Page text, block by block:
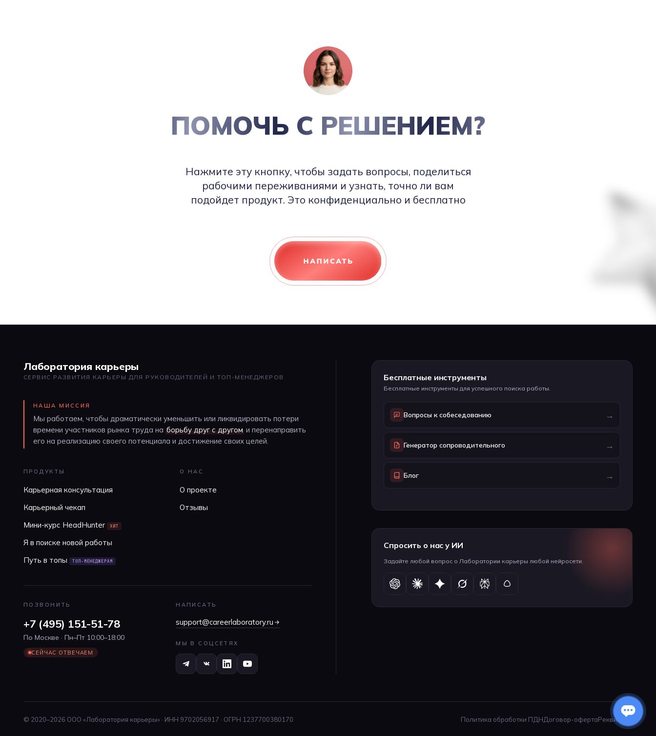
ПОМОЧЬ С РЕШЕНИЕМ?
Нажмите эту кнопку, чтобы задать вопросы, поделиться
рабочими переживаниями и узнать, точно ли вам
подойдет продукт. Это конфиденциально и бесплатно
Лаборатория карьеры
СЕРВИС РАЗВИТИЯ КАРЬЕРЫ ДЛЯ РУКОВОДИТЕЛЕЙ И ТОП-МЕНЕДЖЕРОВ
НАША МИССИЯ
Мы работаем, чтобы драматически уменьшить или ликвидировать потери
времени участников рынка труда на борьбу друг с другом и перенаправить
его на реализацию своего потенциала и достижение своих целей.
ПРОДУКТЫ
Карьерная консультация
Карьерный чекап
Мини-курс HeadHunter
ХИТ
Я в поиске новой работы
Путь в топы
ТОП-МЕНЕДЖЕРАМ
О НАС
О проекте
Отзывы
ПОЗВОНИТЬ
+7 (495) 151-51-78
По Москве · Пн–Пт 10:00–18:00
СЕЙЧАС ОТВЕЧАЕМ
НАПИСАТЬ
support@careerlaboratory.ru
МЫ В СОЦСЕТЯХ
Бесплатные инструменты
Бесплатные инструменты для успешного поиска работы.
Вопросы к собеседованию →
Генератор сопроводительного →
Блог →
Спросить о нас у ИИ
Задайте любой вопрос о Лаборатории карьеры любой нейросети.
© 2020–2026 ООО «Лаборатория карьеры» · ИНН 9702056917 · ОГРН 1237700380170 Политика обработки ПДНДоговор-офертаРеквизиты